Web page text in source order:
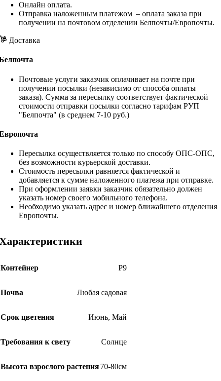
Онлайн оплата.
Отправка наложенным платежом – оплата заказа при
получении на почтовом отделении Белпочты/Европочты.
Доставка
Почтовые услуги заказчик оплачивает на почте при
получении посылки (независимо от способа оплаты
заказа). Сумма за пересылку соответствует фактической
стоимости отправки посылки согласно тарифам РУП
"Белпочта" (в среднем 7-10 руб.)
Пересылка осуществляется только по способу ОПС-ОПС,
без возможности курьерской доставки.
Стоимость пересылки равняется фактической и
добавляется к сумме наложенного платежа при отправке.
При оформлении заявки заказчик обязательно должен
указать номер своего мобильного телефона.
Необходимо указать адрес и номер ближайшего отделения
Европочты.
Контейнер Р9
Почва Любая садовая
Срок цветения Июнь, Май
Требования к свету Солнце
Высота взрослого растения70-80см